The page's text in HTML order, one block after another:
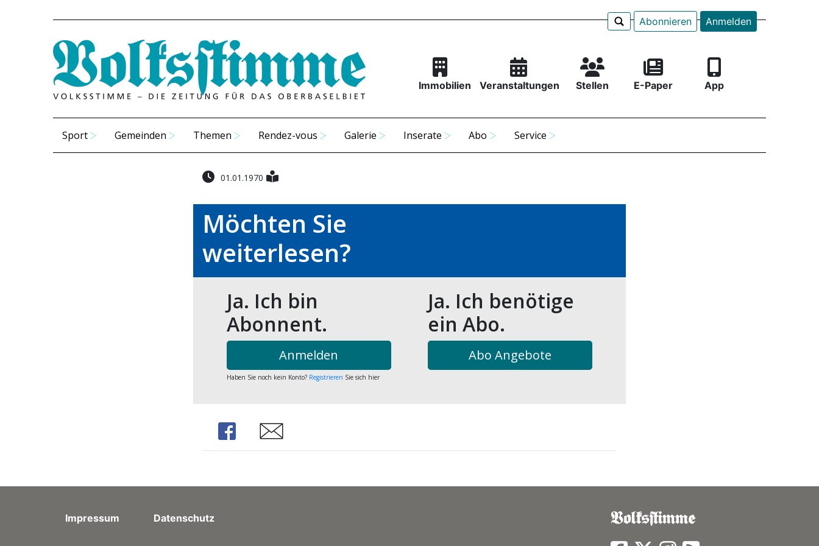
Abonnieren Anmelden
Immobilien Veranstaltungen Stellen E-Paper App
Sport Gemeinden Themen Rendez-vous Galerie Inserate Abo Service
01.01.1970
Möchten Sie
weiterlesen?
Ja. Ich bin
Abonnent.
Anmelden
Haben Sie noch kein Konto?Registrieren Sie sich hier
Ja. Ich benötige
ein Abo.
Abo Angebote
Share Share
Impressum Datenschutz